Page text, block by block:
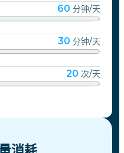
60 分钟/天
30 分钟/天
20 次/天